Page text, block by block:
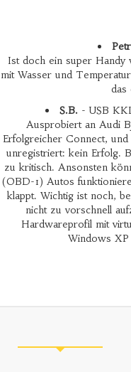
Ist doch ein super Handy
mit Wasser und
das
S.B. - USB
Ausprobiert an Audi
Erfolgreicher Connect,
unregistriert: kein Erfolg.
zu kritisch. Ansonsten
(OBD-1) Autos
klappt. Wichtig ist noch,
nicht zu vorschnell
Hardwareprofil mit
Windows